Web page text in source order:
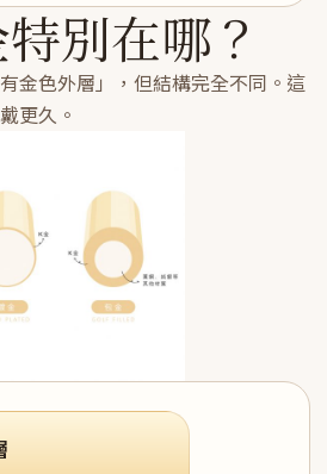
別在哪？
金色外層」，但結構完全不同。這
更久。